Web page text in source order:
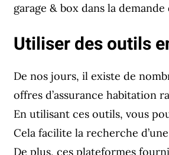
garage & box dans la
Utiliser des outils
De nos jours, il existe de
offres d’assurance habitation
En utilisant ces outils, vous
Cela facilite la recherche d’une
De plus, ces plateformes